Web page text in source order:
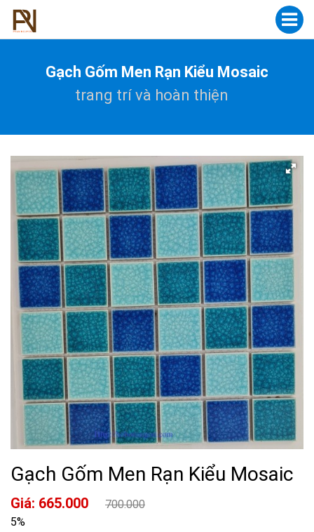
Gạch Gốm Men Rạn Kiểu Mosaic
trang trí và hoàn thiện
Gạch Gốm Men Rạn Kiểu Mosaic
Giá: 665.000
700.000
5%